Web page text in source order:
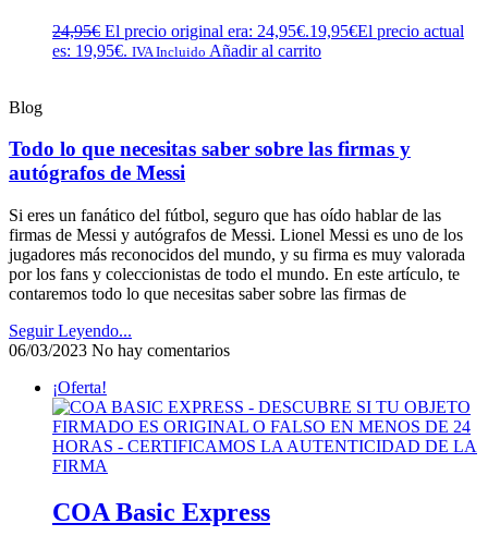
24,95€ El precio original era: 24,95€.19,95€El precio actual
es: 19,95€. IVA Incluido Añadir al carrito
Blog
Todo lo que necesitas saber sobre las firmas y
autógrafos de Messi
Si eres un fanático del fútbol, seguro que has oído hablar de las
firmas de Messi y autógrafos de Messi. Lionel Messi es uno de los
jugadores más reconocidos del mundo, y su firma es muy valorada
por los fans y coleccionistas de todo el mundo. En este artículo, te
contaremos todo lo que necesitas saber sobre las firmas de
Seguir Leyendo...
06/03/2023 No hay comentarios
¡Oferta!
COA Basic Express